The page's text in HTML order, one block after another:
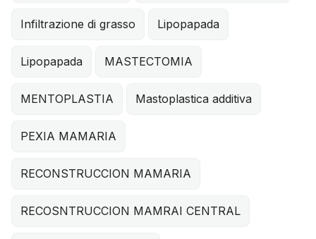
Infiltrazione di grasso Lipopapada
Lipopapada MASTECTOMIA
MENTOPLASTIA Mastoplastica additiva
PEXIA MAMARIA
RECONSTRUCCION MAMARIA
RECOSNTRUCCION MAMRAI CENTRAL